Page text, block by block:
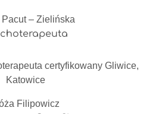
– Zielińska
Filipowicz